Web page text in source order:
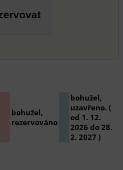
bohužel,
rezervováno
bohužel,
uzavřeno. (
od 1. 12.
2026 do 28.
2. 2027 )